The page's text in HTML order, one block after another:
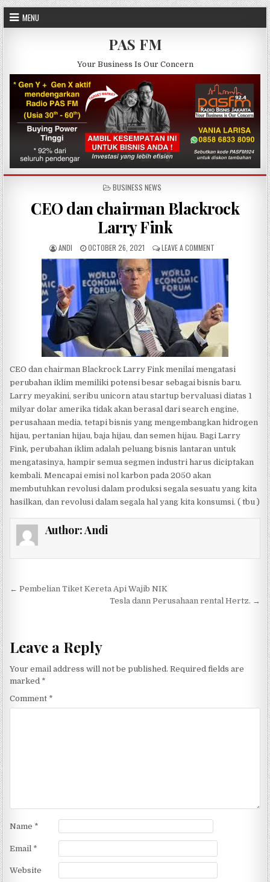
Skip to content
MENU
PAS FM
Your Business Is Our Concern
POSTED IN
BUSINESS NEWS
CEO dan chairman Blackrock
Larry Fink
AUTHOR:
ANDI PUBLISHED DATE:
OCTOBER 26, 2021 LEAVE A COMMENT ON CEO DAN
CEO dan chairman Blackrock Larry Fink menilai mengatasi
perubahan iklim memiliki potensi besar sebagai bisnis baru.
Larry meyakini, seribu unicorn atau startup bervaluasi diatas 1
milyar dolar amerika tidak akan berasal dari search engine,
perusahaan media, tetapi bisnis yang mengembangkan hidrogen
hijau, pertanian hijau, baja hijau, dan semen hijau. Bagi Larry
Fink, perubahan iklim adalah peluang bisnis lantaran untuk
mengatasinya, hampir semua segmen industri harus diciptakan
kembali. Mencapai emisi nol karbon pada 2050 akan
membutuhkan revolusi dalam produksi segala sesuatu yang kita
hasilkan, dan revolusi dalam segala hal yang kita konsumsi. ( tbu )
Author:Andi
Post navigation
← Pembelian Tiket Kereta Api Wajib NIK
Tesla dann Perusahaan rental Hertz. →
Leave a Reply
Your email address will not be published. Required fields are
marked *
Comment *
Name *
Email *
Website